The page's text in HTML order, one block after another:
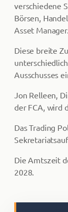
verschiedene
Börsen,
Asset Manager.
Diese breite
Ausschusses
Jon Relleen,
der FCA, wird
Das Trading
Die Amtszeit
2028.